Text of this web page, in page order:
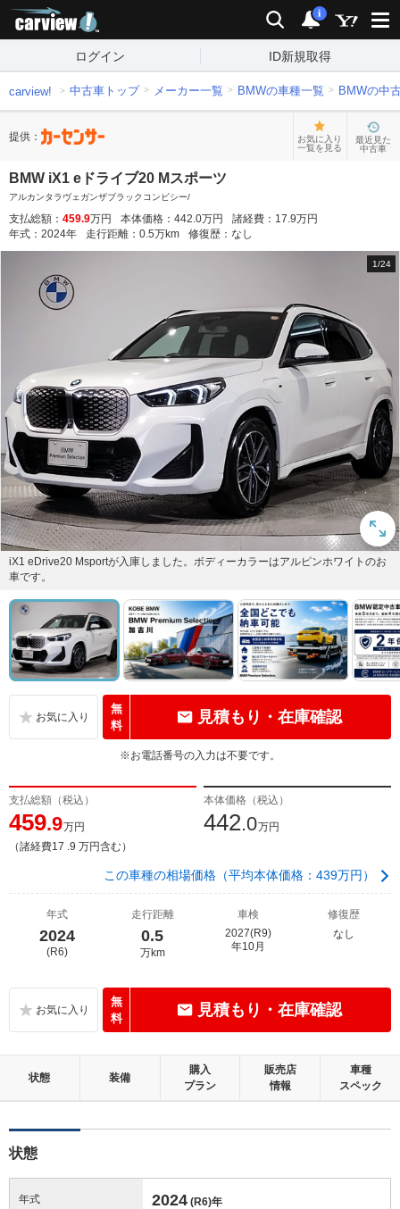
検索 通知
i
ログイン ID新規取得
carview! 中古車トップ メーカー一覧 BMWの車種一覧 BMWの中
提供：
お気に入り
一覧を見る
最近見た
中古車
BMW iX1 eドライブ20 Mスポーツ
アルカンタラヴェガンザブラックコンビシー/
支払総額： 459.9万円 本体価格： 442.0万円 諸経費： 17.9万円
年式： 2024年 走行距離： 0.5万km 修復歴： なし
1/24
iX1 eDrive20 Msportが入庫しました。ボディーカラーはアルピンホワイトのお
車です。
無
料
見積もり・在庫確認
※お電話番号の入力は不要です。
支払総額（税込）
459.9万円
（諸経費17 .9 万円含む）
本体価格（税込）
442.0万円
この車種の相場価格（平均本体価格：439万円）
年式
2024
(R6)
走行距離
0.5
万km
車検
2027(R9)
年10月
修復歴
なし
無
料
見積もり・在庫確認
状態 装備
購入
プラン
販売店
情報
車種
スペック
状態
年式 2024 (R6)年